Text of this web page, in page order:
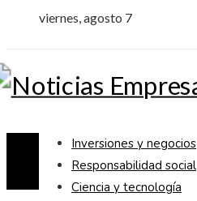
viernes, agosto 7
Inversiones y negocios
Responsabilidad social
Ciencia y tecnología